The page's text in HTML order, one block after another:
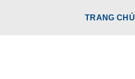
TRANG CHỦ